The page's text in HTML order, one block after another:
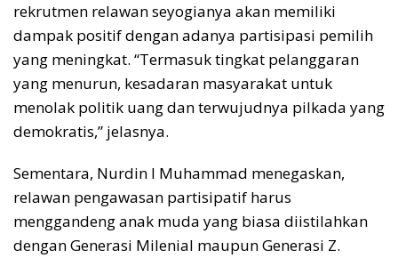
rekrutmen relawan seyogianya akan memiliki
dampak positif dengan adanya partisipasi pemilih
yang meningkat. “Termasuk tingkat pelanggaran
yang menurun, kesadaran masyarakat untuk
menolak politik uang dan terwujudnya pilkada yang
demokratis,” jelasnya.
Sementara, Nurdin I Muhammad menegaskan,
relawan pengawasan partisipatif harus
menggandeng anak muda yang biasa diistilahkan
dengan Generasi Milenial maupun Generasi Z.